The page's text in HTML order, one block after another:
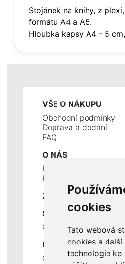
cookies
Tato webová
cookies a další
technologie ke
Stojánek na knihy, z
formátu A4 a A5.
Hloubka kapsy A4 - 5
VŠE O NÁKUPU
Obchodní podmínky
Doprava a dodání
FAQ
O NÁS
Kontakty
Historie a současnost
ZÁKLADNÍ ÚDAJE
SLUŽBY
Ceník servisních prací
DŮLEŽITÉ
Ochrana osobních